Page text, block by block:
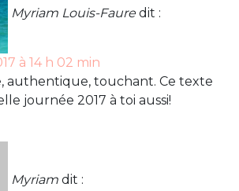
Myriam Louis-Faure dit :
à 14 h 02 min
authentique, touchant. Ce texte
journée 2017 à toi aussi!
Myriam dit :